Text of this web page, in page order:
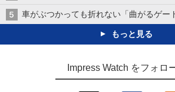
車がぶつかっても折れない「曲がるゲ
もっと見る
Impress Watch をフォロ